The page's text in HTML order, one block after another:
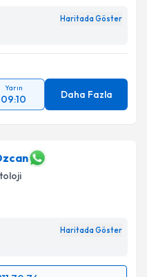
ediyorum.Haritada Göster
Yarın
09:10 Daha Fazla
Haritada Göster